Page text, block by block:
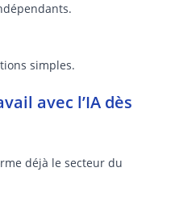
simples.
avec l’IA dès
déjà le secteur du